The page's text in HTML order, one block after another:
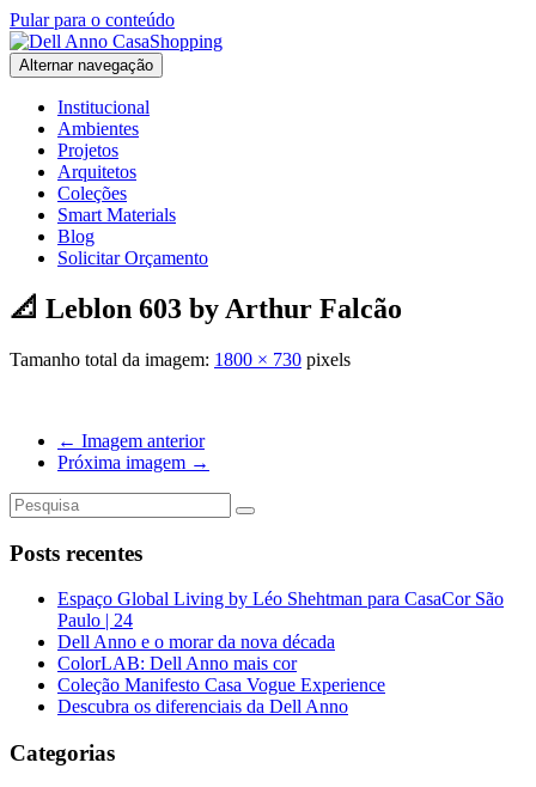
Pular para o conteúdo
Alternar navegação
Institucional
Ambientes
Projetos
Arquitetos
Coleções
Smart Materials
Blog
Solicitar Orçamento
📐 Leblon 603 by Arthur Falcão
Tamanho total da imagem: 1800 × 730 pixels
← Imagem anterior
Próxima imagem →
Posts recentes
Espaço Global Living by Léo Shehtman para CasaCor São
Paulo | 24
Dell Anno e o morar da nova década
ColorLAB: Dell Anno mais cor
Coleção Manifesto Casa Vogue Experience
Descubra os diferenciais da Dell Anno
Categorias